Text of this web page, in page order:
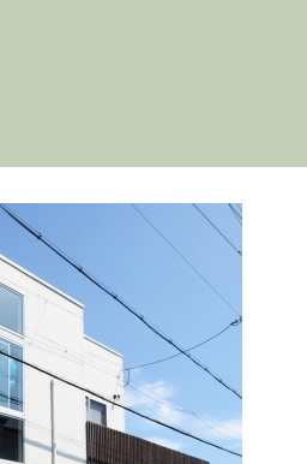
【分譲住宅・イクヨタウ
ン緑ヶ丘】～Iさま邸～
こちらは間取り＆外観はイク
ヨハウジングの企画デザイン
のhalf-order分譲住宅です。設
備や建具・クロス等はYさまに
選んで頂いています。白と木
目調の暖かみのあるコントラ
ストの外観。床は開放感がア
ップする白色、キッチンも統
一。地窓のある和室もありま